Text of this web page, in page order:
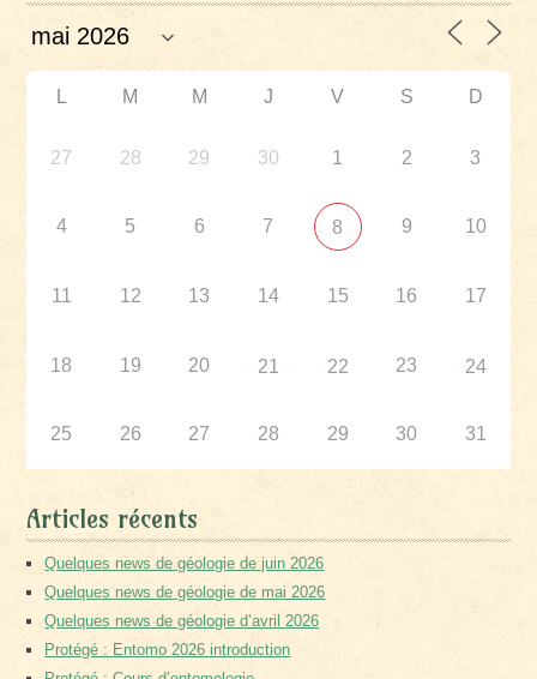
L M M J V S D
27 28 29 30 1 2 3
4 5 6 7 8 9 10
11 12 13 14 15 16 17
18 19 20 21 22 23 24
25 26 27 28 29 30 31
Articles récents
Quelques news de géologie de juin 2026
Quelques news de géologie de mai 2026
Quelques news de géologie d’avril 2026
Protégé : Entomo 2026 introduction